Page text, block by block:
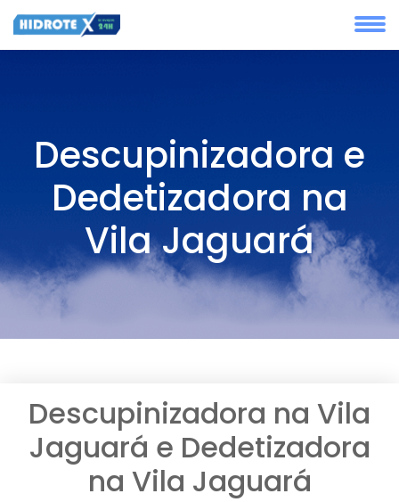
Descupinizadora e
Dedetizadora na
Vila Jaguará
Descupinizadora na Vila
Jaguará e Dedetizadora
na Vila Jaguará